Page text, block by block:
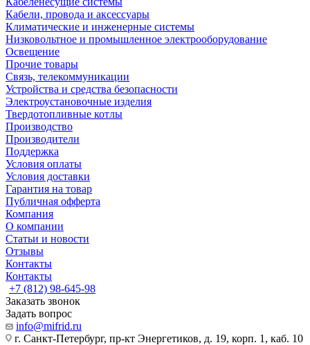
Кабели, провода и аксессуары
Климатические и инженерные системы
Низковольтное и промышленное электрооборудование
Освещение
Прочие товары
Связь, телекоммуникации
Устройства и средства безопасности
Электроустановочные изделия
Твердотопливные котлы
Производство
Производители
Поддержка
Условия оплаты
Условия доставки
Гарантия на товар
Публичная офферта
Компания
О компании
Статьи и новости
Отзывы
Контакты
Контакты
+7 (812) 98-645-98
Заказать звонок
Задать вопрос
info@mifrid.ru
г. Санкт-Петербург, пр-кт Энергетиков, д. 19, корп. 1, каб. 10